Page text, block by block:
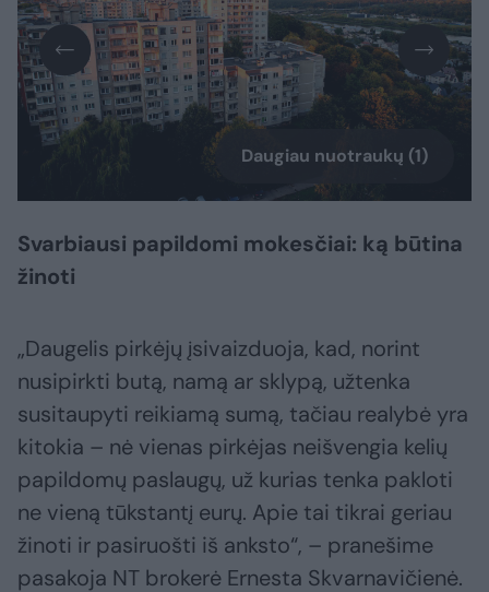
Daugiau nuotraukų (1)
Svarbiausi papildomi mokesčiai: ką būtina
žinoti
„Daugelis pirkėjų įsivaizduoja, kad, norint
nusipirkti butą, namą ar sklypą, užtenka
susitaupyti reikiamą sumą, tačiau realybė yra
kitokia – nė vienas pirkėjas neišvengia kelių
papildomų paslaugų, už kurias tenka pakloti
ne vieną tūkstantį eurų. Apie tai tikrai geriau
žinoti ir pasiruošti iš anksto“, – pranešime
pasakoja NT brokerė Ernesta Skvarnavičienė.